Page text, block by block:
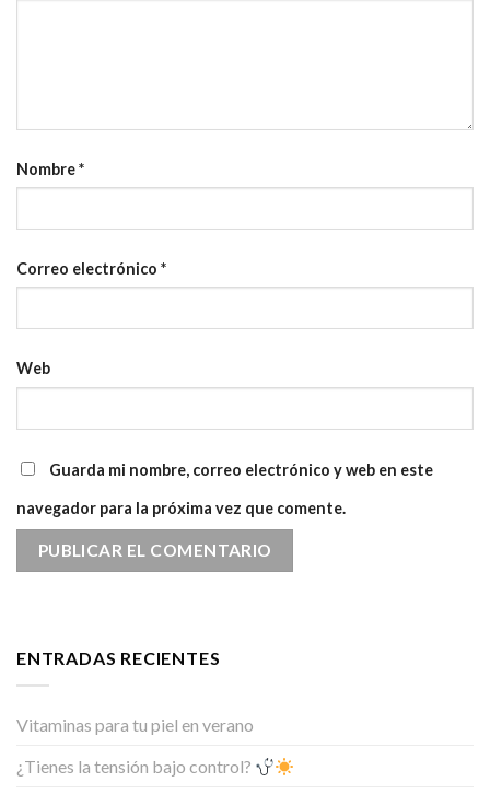
Nombre*
Correo electrónico *
Web
Guarda mi nombre, correo electrónico y web en este
navegador para la próxima vez que comente.
ENTRADAS RECIENTES
Vitaminas para tu piel en verano
¿Tienes la tensión bajo control?